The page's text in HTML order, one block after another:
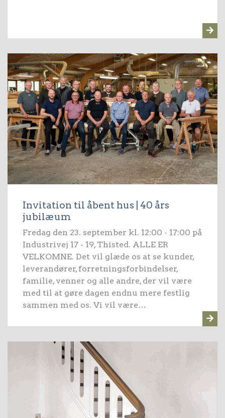
Invitation til åbent hus | 40 års
jubilæum
Fredag den 23. september kl. 12:00 - 17:00 på
Industrivej 17 - 19, Thisted. ALLE ER
VELKOMNE. Det vil glæde os at se kunder,
leverandører, forretningsforbindelser,
familie, venner og alle andre, der vil være
med til at gøre dagen endnu mere festlig
sammen med os. Vi vil være…